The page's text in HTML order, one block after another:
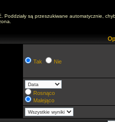
Poddziały są przeszukiwane automatycznie,
Tak Nie
Rosnąco
Malejąco